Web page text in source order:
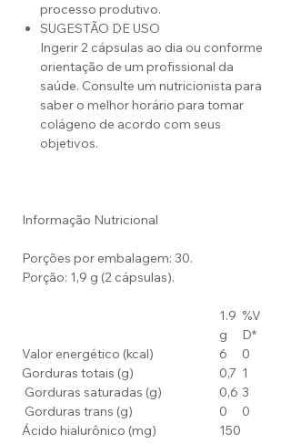
processo produtivo.
SUGESTÃO DE USO
Ingerir 2 cápsulas ao dia ou conforme
orientação de um profissional da
saúde. Consulte um nutricionista para
saber o melhor horário para tomar
colágeno de acordo com seus
objetivos.
Informação Nutricional
Porções por embalagem: 30.
Porção: 1,9 g (2 cápsulas).
1.9
g
%V
D*
Valor energético (kcal)
6
0
Gorduras totais (g)
0,7 1
Gorduras saturadas (g)
0,6 3
Gorduras trans (g)
0
0
Ácido hialurônico (mg)
150